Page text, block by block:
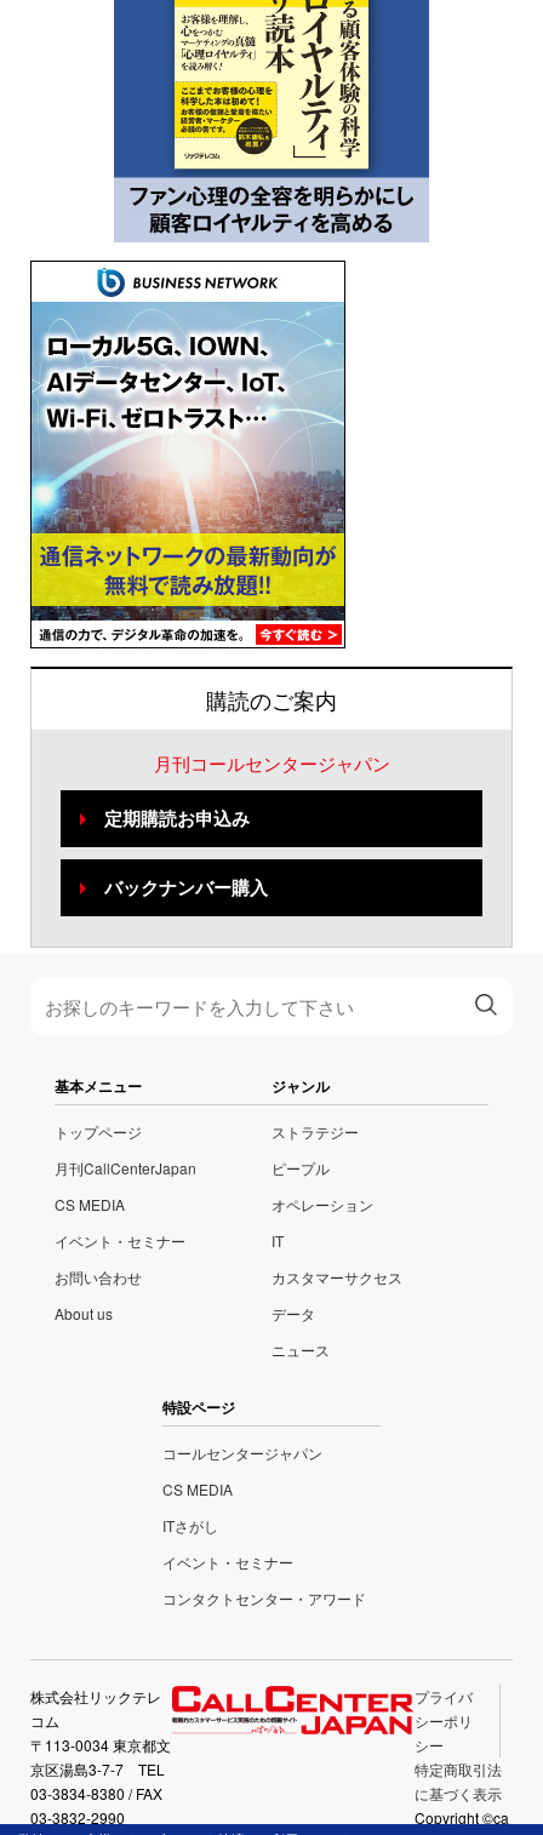
購読のご案内
月刊コールセンタージャパン
定期購読お申込み
バックナンバー購入
基本メニュー
トップページ
月刊CallCenterJapan
CS MEDIA
イベント・セミナー
お問い合わせ
About us
ジャンル
ストラテジー
ピープル
オペレーション
IT
カスタマーサクセス
データ
ニュース
特設ページ
コールセンタージャパン
CS MEDIA
ITさがし
イベント・セミナー
コンタクトセンター・アワード
株式会社リックテレ
コム
〒113-0034 東京都文
京区湯島3-7-7 TEL
03-3834-8380 / FAX
03-3832-2990
プライバ
シーポリ
シー
特定商取引法
に基づく表示
Copyright ©ca